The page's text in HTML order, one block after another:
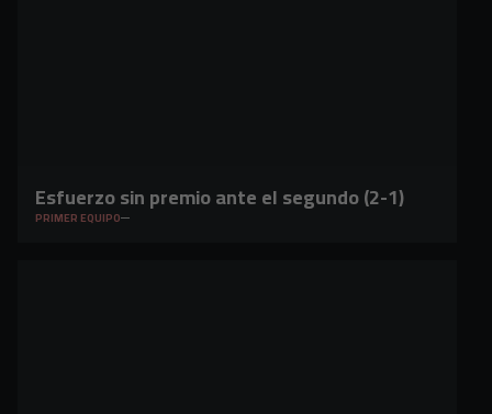
Esfuerzo sin premio ante el segundo (2-1)
PRIMER EQUIPO